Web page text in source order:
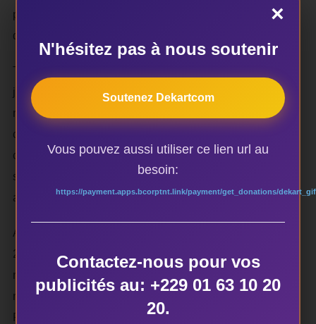
pyramide, vue de face et constitue une marque
d’engagement de son auteur dans la société.
Tout comme pour confirmer les propos de celui- ci, le
jeune écrivain, prenant la parole déclare : « je suis un
révolté ». Pendant dix minutes environ, il a narré les
circonstances d’écriture de son dernier ouvrage et dit être
continûment désolé de voir le développement d’un pays
sinon d’un continent, pris en otage par des profiteurs
avérés.
Avant Etha Contest, publié à Les Editions Plurielles en
2016, l’auteur a écrit Partir ou rester, l’infamante
république et PV, salle 6, deux romans ayant
respectivement reçu, le Prix SILCO 2008 et le Prix du
Président de la République, 2015
×
N'hésitez pas à nous soutenir
Soutenez Dekartcom
Vous pouvez aussi utiliser ce lien url au
besoin:
https://payment.apps.bcorptnt.link/payment/get_donations/
Contactez-nous pour vos
publicités au: +229 01 63 10 20
20.